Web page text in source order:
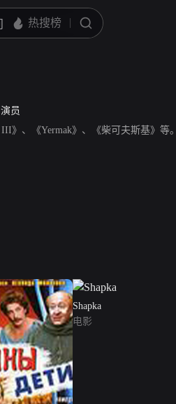
演员
III》、《Yermak》、《柴可夫斯基》等
Shapka
电影